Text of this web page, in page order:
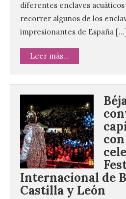
diferentes enclaves
recorrer algunos de los
impresionantes de España […]
Leer más...
Internacional de
Castilla y León